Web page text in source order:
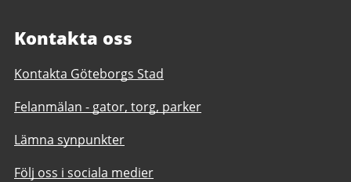
Kontakta oss
Kontakta Göteborgs Stad
Felanmälan - gator, torg, parker
Lämna synpunkter
Följ oss i sociala medier